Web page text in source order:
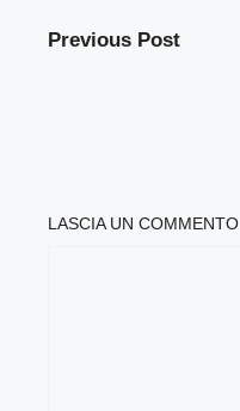
Previous Post
LASCIA UN COMMENTO